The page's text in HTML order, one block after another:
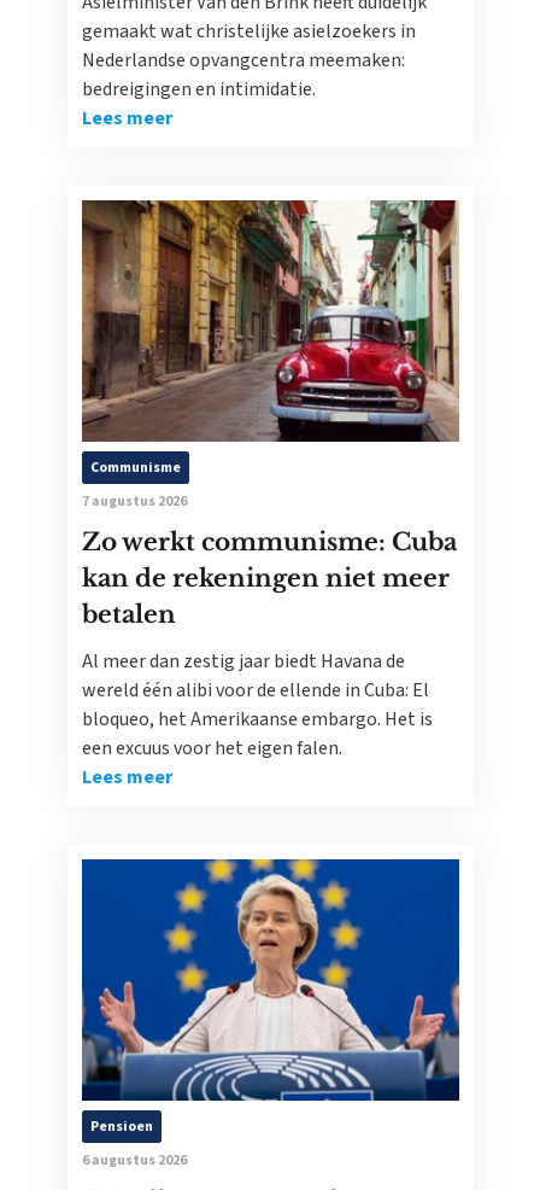
gemaakt wat christelijke asielzoekers in
Nederlandse opvangcentra meemaken:
bedreigingen en intimidatie.
Lees meer
Communisme
7 augustus 2026
Zo werkt communisme: Cuba
kan de rekeningen niet meer
betalen
Al meer dan zestig jaar biedt Havana de
wereld één alibi voor de ellende in Cuba: El
bloqueo, het Amerikaanse embargo. Het is
een excuus voor het eigen falen.
Lees meer
Pensioen
6 augustus 2026